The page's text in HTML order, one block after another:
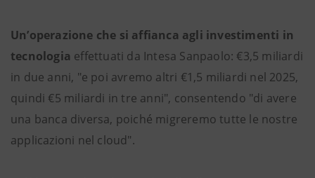
Un’operazione che si affianca agli investimenti in
tecnologia effettuati da Intesa Sanpaolo: €3,5 miliardi
in due anni, "e poi avremo altri €1,5 miliardi nel 2025,
quindi €5 miliardi in tre anni", consentendo "di avere
una banca diversa, poiché migreremo tutte le nostre
applicazioni nel cloud".